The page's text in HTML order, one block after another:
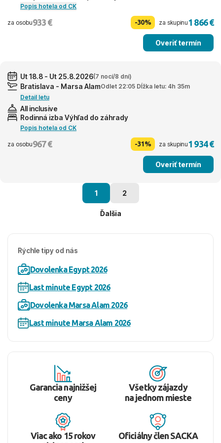
Popis hotela od CK
za osobu933 € -30% za skupinu1 866 €
Overiť termín
Ut 18.8 - Ut 25.8.2026(7 nocí/8 dní)
Bratislava - Marsa AlamOdlet 22:05 Dĺžka letu: 4h 35m
Detail letu
All inclusive
Rodinná izba Výhľad do záhrady
Popis hotela od CK
za osobu967 € -31% za skupinu1 934 €
Overiť termín
1 2
Ďalšia
Rýchle tipy od nás
Dovolenka Egypt 2026
Last minute Egypt 2026
Dovolenka Marsa Alam 2026
Last minute Marsa Alam 2026
Garancia najnižšej
ceny
Všetky zájazdy
na jednom mieste
Viac ako 15 rokov
Oficiálny člen SACKA